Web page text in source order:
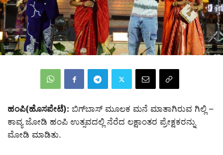
ಹಂಪಿ(ಹೊಸಪೇಟೆ): ಬಿಗ್‌ಬಾಸ್‌ ಮೂಲಕ ಮನೆ ಮಾತಾಗಿರುವ ಗಿಲ್ಲಿ –
ಕಾವ್ಯ ಜೋಡಿ ಹಂಪಿ ಉತ್ಸವದಲ್ಲಿ ನೆರೆದ ಲಕ್ಷಾಂತರ ಪ್ರೇಕ್ಷಕರನ್ನು
ಮೋಡಿ ಮಾಡಿತು.